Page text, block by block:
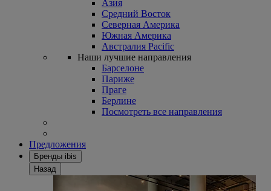
Азия
Средний Восток
Северная Америка
Южная Америка
Австралия Pacific
Наши лучшие направления
Барселоне
Париже
Праге
Берлине
Посмотреть все направления
Предложения
Бренды ibis
Назад